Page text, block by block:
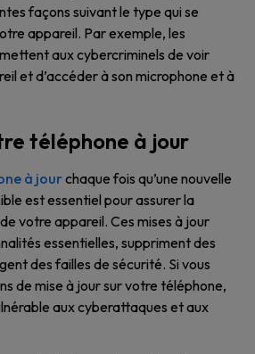
façons suivant le type qui se
appareil. Par exemple, les
aux cybercriminels de voir
et d’accéder à son microphone et à
téléphone à jour
à jourchaque fois qu’une nouvelle
est essentiel pour assurer la
votre appareil. Ces mises à jour
essentielles, suppriment des
des failles de sécurité. Si vous
de mise à jour sur votre téléphone,
aux cyberattaques et aux